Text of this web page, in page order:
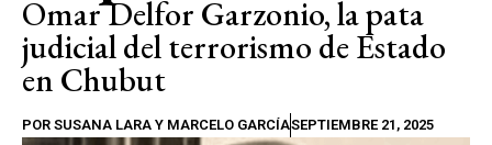
Omar Delfor Garzonio, la pata
judicial del terrorismo de Estado
en Chubut
POR SUSANA LARA Y MARCELO GARCÍASEPTIEMBRE 21, 2025